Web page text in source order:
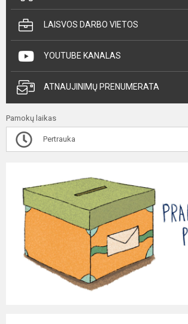
LAISVOS DARBO VIETOS
YOUTUBE KANALAS
ATNAUJINIMŲ PRENUMERATA
Pamokų laikas
Pertrauka